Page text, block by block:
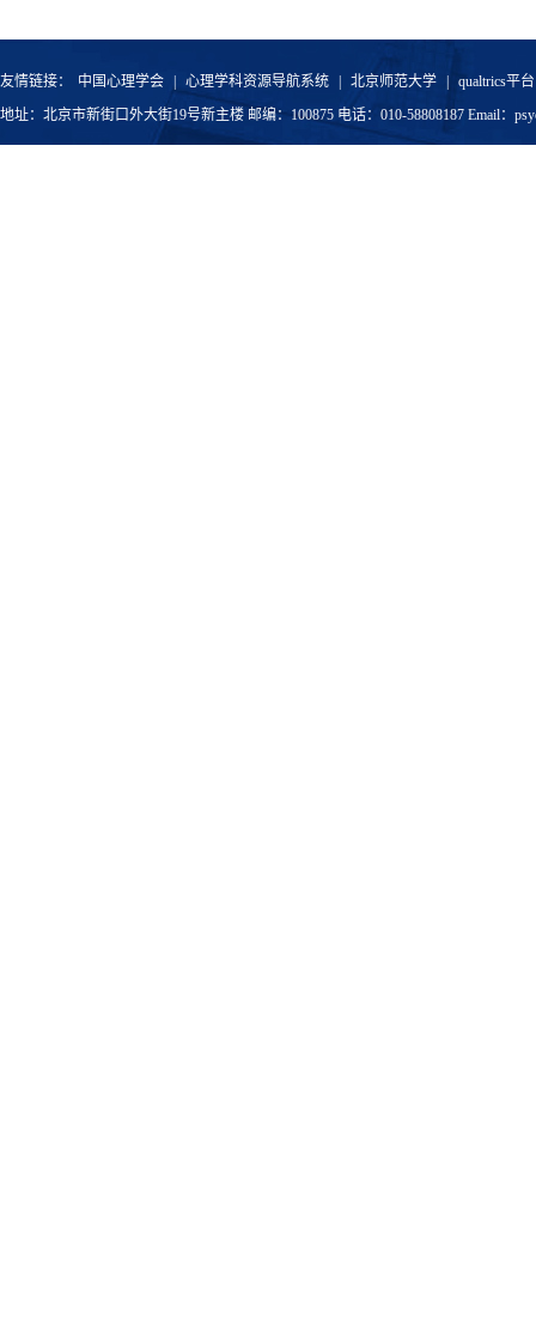
友情链接： 中国心理学会 心理学科资源导航系统 北京师范大学
qualtrics平台
地址：北京市新街口外大街19号新主楼 邮编：100875 电话：010-58808187 Email：